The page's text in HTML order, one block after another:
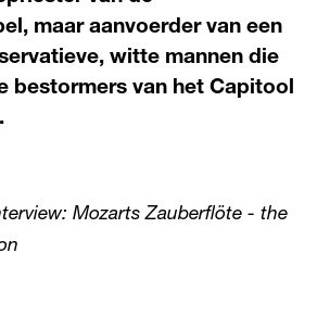
maar aanvoerder van een
witte mannen die
bestormers van het Capitool
Mozarts Zauberflöte - the